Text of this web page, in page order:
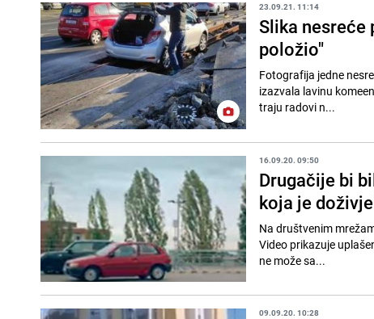
23.09.21. 11:14
Slika nesreće
položio"
Fotografija jedne
izazvala lavinu
traju radovi n...
16.09.20. 09:50
Drugačije bi
koja je
Na društvenim
Video prikazuje
ne može sa...
09.09.20. 10:28